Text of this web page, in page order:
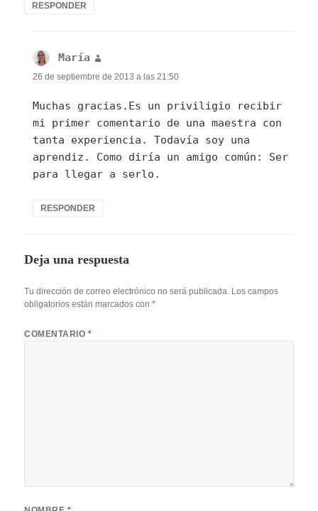
RESPONDER
María
26 de septiembre de 2013 a las 21:50
Muchas gracias.Es un priviligio recibir
mi primer comentario de una maestra con
tanta experiencia. Todavía soy una
aprendiz. Como diría un amigo común: Ser
para llegar a serlo.
RESPONDER
Deja una respuesta
Tu dirección de correo electrónico no será publicada. Los campos
obligatorios están marcados con*
COMENTARIO *